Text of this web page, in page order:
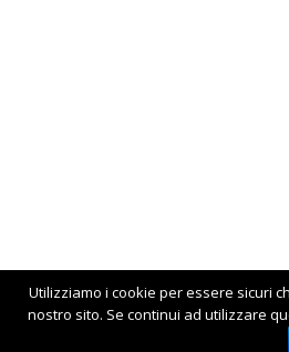
Utilizziamo i cookie per essere sicuri
nostro sito. Se continui ad utilizzare